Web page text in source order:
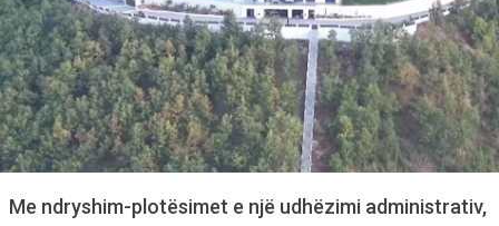
Me ndryshim-plotësimet e një udhëzimi administrativ,